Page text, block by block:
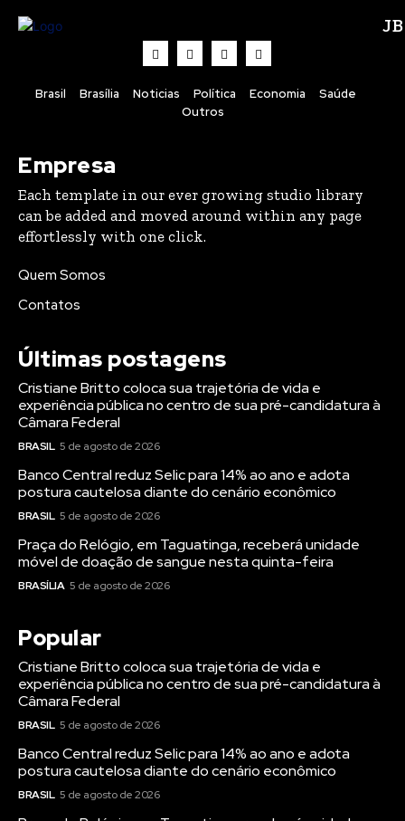
Brasil Brasília Noticias Política Economia
Saúde
Outros
Empresa
Each template in our ever growing studio library
can be added and moved around within any page
effortlessly with one click.
Quem Somos
Contatos
Últimas postagens
Cristiane Britto coloca sua trajetória de vida e
experiência pública no centro de sua pré-candidatura à
Câmara Federal
BRASIL 5 de agosto de 2026
Banco Central reduz Selic para 14% ao ano e adota
postura cautelosa diante do cenário econômico
BRASIL 5 de agosto de 2026
Praça do Relógio, em Taguatinga, receberá unidade
móvel de doação de sangue nesta quinta-feira
BRASÍLIA 5 de agosto de 2026
Popular
Cristiane Britto coloca sua trajetória de vida e
experiência pública no centro de sua pré-candidatura à
Câmara Federal
BRASIL 5 de agosto de 2026
Banco Central reduz Selic para 14% ao ano e adota
postura cautelosa diante do cenário econômico
BRASIL 5 de agosto de 2026